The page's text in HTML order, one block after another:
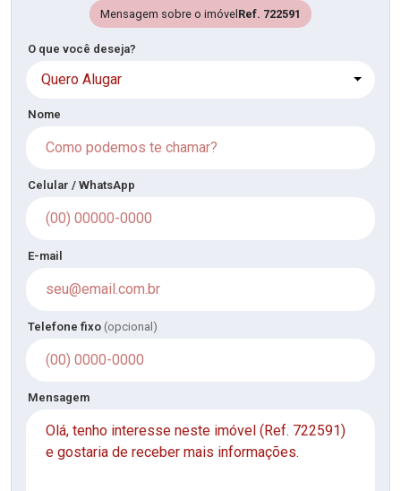
Mensagem sobre o imóvelRef. 722591
O que você deseja?
Quero Alugar
Nome
Celular / WhatsApp
E-mail
Telefone fixo (opcional)
Mensagem